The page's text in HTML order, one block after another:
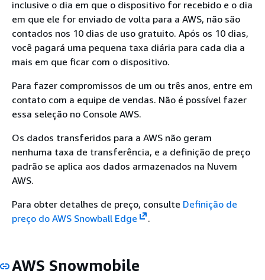
inclusive o dia em que o dispositivo for recebido e o dia
em que ele for enviado de volta para a AWS, não são
contados nos 10 dias de uso gratuito. Após os 10 dias,
você pagará uma pequena taxa diária para cada dia a
mais em que ficar com o dispositivo.
Para fazer compromissos de um ou três anos, entre em
contato com a equipe de vendas. Não é possível fazer
essa seleção no Console AWS.
Os dados transferidos para a AWS não geram
nenhuma taxa de transferência, e a definição de preço
padrão se aplica aos dados armazenados na Nuvem
AWS.
Para obter detalhes de preço, consulte Definição de
preço do AWS Snowball Edge
.
AWS Snowmobile